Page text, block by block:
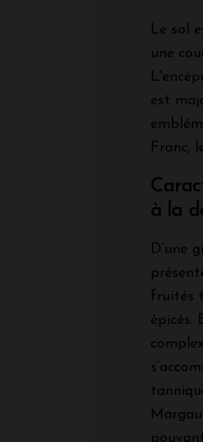
Le sol
une
est
Franc,
à la
D’une
fruités
épicés.